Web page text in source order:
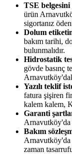
TSE
ürün
sigortanız
Dolum
bakım tarihi,
bulunmalıdır.
Hidrostatik
gövde basınç
Yazılı teklif
fatura şişiren
kalem kalem,
Garanti
Arnavutköy'da
Bakım
Arnavutköy'da
zaman